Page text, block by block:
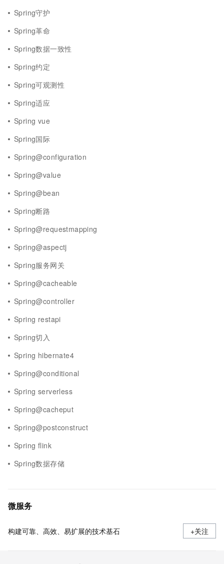
Spring守护
Spring革命
Spring数据一致性
Spring约定
Spring可观测性
Spring适应
Spring vue
Spring国际
Spring@configuration
Spring@value
Spring@bean
Spring断路
Spring@requestmapping
Spring@aspectj
Spring服务网关
Spring@cacheable
Spring@controller
Spring restapi
Spring切入
Spring hibernate4
Spring@conditional
Spring serverless
Spring@cacheput
Spring@postconstruct
Spring flink
Spring数据存储
微服务
构建可靠、高效、易扩展的技术基石 +关注